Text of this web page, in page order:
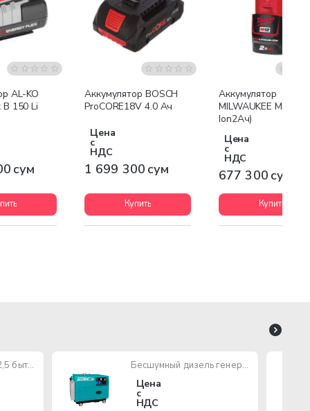
AL-KO
B 150 Li
сум
Бесплатная доставка
Аккумулятор BOSCH
ProCORE18V 4.0 Ач
Цена
с
НДС
1 699 300 сум
Купить
Аккумулятор
MILWAUKEE M12
Ion2Ач)
Цена
с
НДС
677 300 сум
Купить
Провод ПУГНП 2х2,5 бытового назначения (многожильный) Бесшумный дизель генератор TOTAL TP250001
Цена
с
НДС